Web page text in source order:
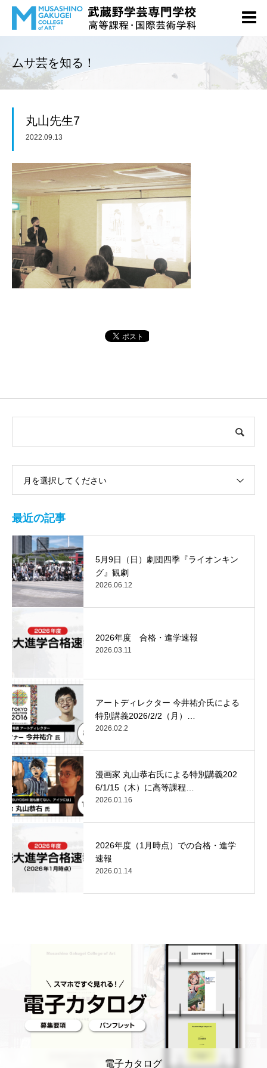
ムサ芸を知る！
丸山先生7
2022.09.13
月を選択してください
最近の記事
5月9日（日）劇団四季『ライオンキン
グ』観劇
2026.06.12
2026年度 合格・進学速報
2026.03.11
アートディレクター 今井祐介氏による
特別講義2026/2/2（月）…
2026.02.2
漫画家 丸山恭右氏による特別講義202
6/1/15（木）に高等課程…
2026.01.16
2026年度（1月時点）での合格・進学
速報
2026.01.14
電子カタログ